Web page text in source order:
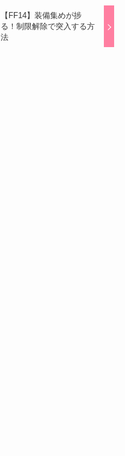
【FF14】装備集めが捗
る！制限解除で突入する方
法